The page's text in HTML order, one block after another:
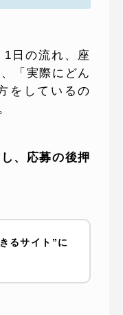
日の流れ、座
「実際にどん
をしているの
、応募の後押
るサイト”に